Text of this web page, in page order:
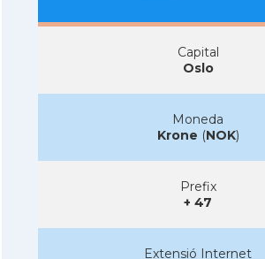
Capital
Oslo
Moneda
Krone (NOK)
Prefix
+ 47
Extensió Internet